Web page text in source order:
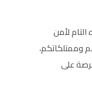
لأمن
وممتلكاتكم،
على